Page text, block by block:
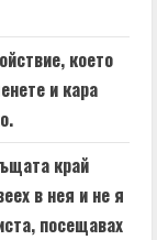
което
и кара
край
в нея и не я
посещавах